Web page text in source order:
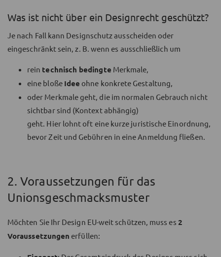
Was ist nicht über ein Designrecht geschützt?
Je nach Fall kann Designschutz ausscheiden oder
eingeschränkt sein, z. B. wenn es ausschließlich um
rein technisch bedingte Merkmale,
eine bloße Idee ohne konkrete Gestaltung,
oder Merkmale geht, die im normalen Gebrauch nicht
sichtbar sind (Kontext abhängig)
geht. Hier lohnt oft eine kurze juristische Einordnung,
bevor Zeit und Gebühren in eine Anmeldung fließen.
2. Voraussetzungen für das
Unionsgeschmacksmuster
Möchten Sie Ihr Design EU-weit schützen, muss es 2
Voraussetzungen erfüllen: